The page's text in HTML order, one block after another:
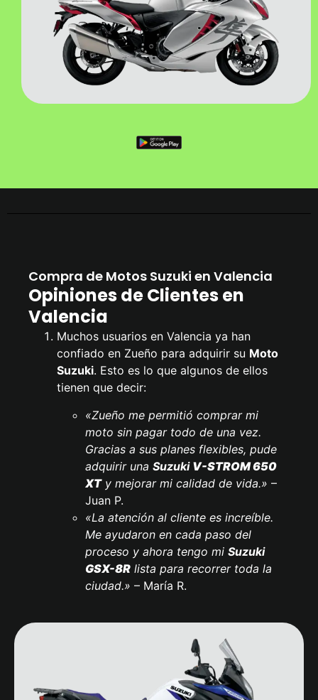
Compra de Motos Suzuki en Valencia
Opiniones de Clientes en
Valencia
Muchos usuarios en Valencia ya han
confiado en Zueño para adquirir su Moto
Suzuki. Esto es lo que algunos de ellos
tienen que decir:
«Zueño me permitió comprar mi
moto sin pagar todo de una vez.
Gracias a sus planes flexibles, pude
adquirir una Suzuki V-STROM 650
XTy mejorar mi calidad de vida.» –
Juan P.
«La atención al cliente es increíble.
Me ayudaron en cada paso del
proceso y ahora tengo mi Suzuki
GSX-8R lista para recorrer toda la
ciudad.» – María R.